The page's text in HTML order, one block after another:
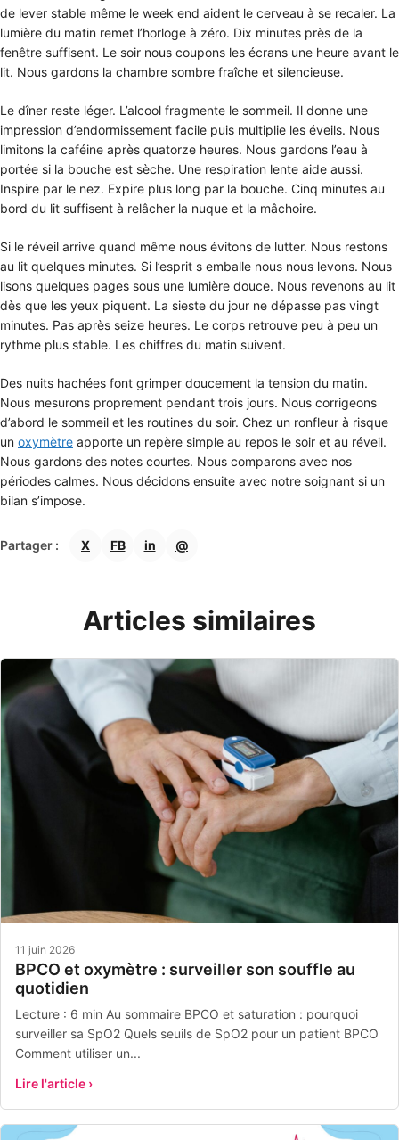
de lever stable même le week end aident le cerveau à se recaler. La
lumière du matin remet l’horloge à zéro. Dix minutes près de la
fenêtre suffisent. Le soir nous coupons les écrans une heure avant le
lit. Nous gardons la chambre sombre fraîche et silencieuse.
Le dîner reste léger. L’alcool fragmente le sommeil. Il donne une
impression d’endormissement facile puis multiplie les éveils. Nous
limitons la caféine après quatorze heures. Nous gardons l’eau à
portée si la bouche est sèche. Une respiration lente aide aussi.
Inspire par le nez. Expire plus long par la bouche. Cinq minutes au
bord du lit suffisent à relâcher la nuque et la mâchoire.
Si le réveil arrive quand même nous évitons de lutter. Nous restons
au lit quelques minutes. Si l’esprit s emballe nous nous levons. Nous
lisons quelques pages sous une lumière douce. Nous revenons au lit
dès que les yeux piquent. La sieste du jour ne dépasse pas vingt
minutes. Pas après seize heures. Le corps retrouve peu à peu un
rythme plus stable. Les chiffres du matin suivent.
Des nuits hachées font grimper doucement la tension du matin.
Nous mesurons proprement pendant trois jours. Nous corrigeons
d’abord le sommeil et les routines du soir. Chez un ronfleur à risque
un oxymètre apporte un repère simple au repos le soir et au réveil.
Nous gardons des notes courtes. Nous comparons avec nos
périodes calmes. Nous décidons ensuite avec notre soignant si un
bilan s’impose.
Partager : X FB in @
Articles similaires
11 juin 2026
BPCO et oxymètre : surveiller son souffle au
quotidien
Lecture : 6 min Au sommaire BPCO et saturation : pourquoi
surveiller sa SpO2 Quels seuils de SpO2 pour un patient BPCO
Comment utiliser un...
Lire l'article ›